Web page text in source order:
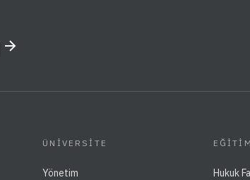
ÜNIVERSITE
Yönetim
EĞITIM
Hukuk